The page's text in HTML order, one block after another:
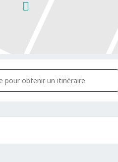
- Poétiquement Correct []